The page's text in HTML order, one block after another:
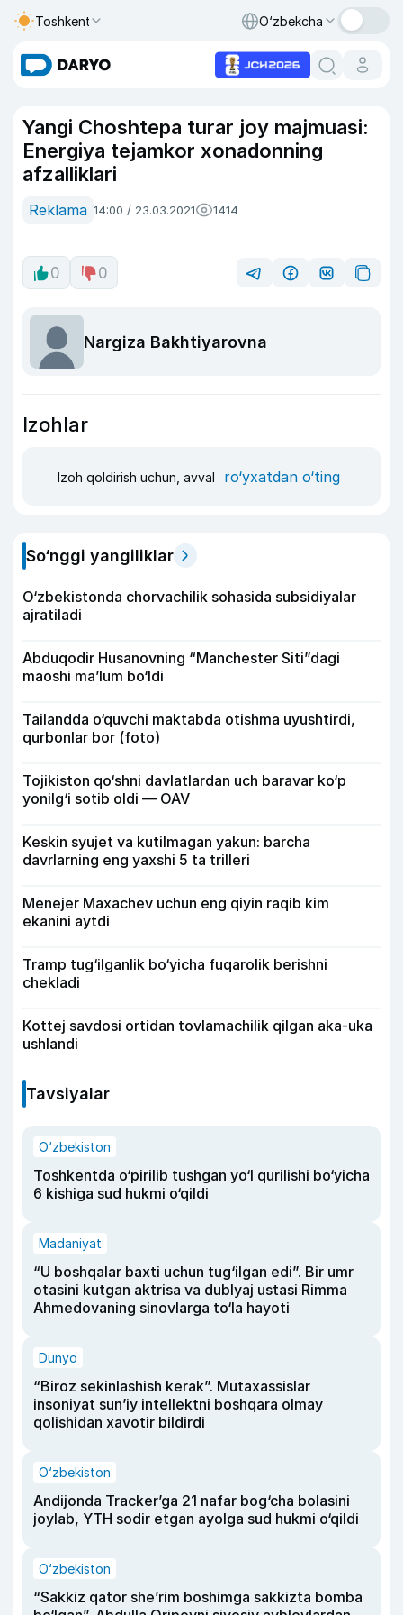
Toshkent O‘zbekcha
Yangi Choshtepa turar joy majmuasi:
Energiya tejamkor xonadonning
afzalliklari
Reklama 14:00 / 23.03.2021 1414
0 0
Nargiza Bakhtiyarovna
Izohlar
Izoh qoldirish uchun, avval ro‘yxatdan o‘ting
So‘nggi yangiliklar
O‘zbekistonda chorvachilik sohasida subsidiyalar
ajratiladi
Abduqodir Husanovning “Manchester Siti”dagi
maoshi ma’lum bo‘ldi
Tailandda o‘quvchi maktabda otishma uyushtirdi,
qurbonlar bor (foto)
Tojikiston qo‘shni davlatlardan uch baravar ko‘p
yonilg‘i sotib oldi — OAV
Keskin syujet va kutilmagan yakun: barcha
davrlarning eng yaxshi 5 ta trilleri
Menejer Maxachev uchun eng qiyin raqib kim
ekanini aytdi
Tramp tug‘ilganlik bo‘yicha fuqarolik berishni
chekladi
Kottej savdosi ortidan tovlamachilik qilgan aka-uka
ushlandi
Tavsiyalar
O‘zbekiston
Toshkentda o‘pirilib tushgan yo‘l qurilishi bo‘yicha
6 kishiga sud hukmi o‘qildi
Madaniyat
“U boshqalar baxti uchun tug‘ilgan edi”. Bir umr
otasini kutgan aktrisa va dublyaj ustasi Rimma
Ahmedovaning sinovlarga to‘la hayoti
Dunyo
“Biroz sekinlashish kerak”. Mutaxassislar
insoniyat sun’iy intellektni boshqara olmay
qolishidan xavotir bildirdi
O‘zbekiston
Andijonda Tracker’ga 21 nafar bog‘cha bolasini
joylab, YTH sodir etgan ayolga sud hukmi o‘qildi
O‘zbekiston
“Sakkiz qator she’rim boshimga sakkizta bomba